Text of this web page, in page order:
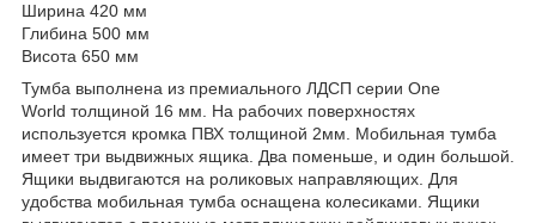
Ширина 420 мм
Глибина 500 мм
Висота 650 мм
Тумба выполнена из премиального ЛДСП серии One
World толщиной 16 мм. На рабочих поверхностях
используется кромка ПВХ толщиной 2мм. Мобильная тумба
имеет три выдвижных ящика. Два поменьше, и один большой.
Ящики выдвигаются на роликовых направляющих. Для
удобства мобильная тумба оснащена колесиками. Ящики